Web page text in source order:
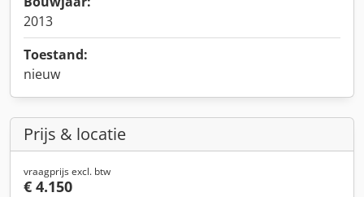
2013
Toestand:
nieuw
Prijs & locatie
vraagprijs excl. btw
€ 4.150